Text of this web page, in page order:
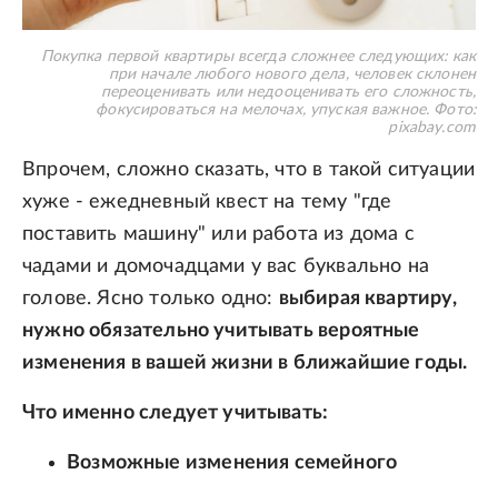
Покупка первой квартиры всегда сложнее следующих: как
при начале любого нового дела, человек склонен
переоценивать или недооценивать его сложность,
фокусироваться на мелочах, упуская важное. Фото:
pixabay.com
Впрочем, сложно сказать, что в такой ситуации
хуже - ежедневный квест на тему "где
поставить машину" или работа из дома с
чадами и домочадцами у вас буквально на
голове. Ясно только одно: выбирая квартиру,
нужно обязательно учитывать вероятные
изменения в вашей жизни в ближайшие годы.
Что именно следует учитывать:
Возможные изменения семейного